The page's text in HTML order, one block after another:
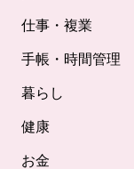
仕事・複業
手帳・時間管理
暮らし
健康
お金